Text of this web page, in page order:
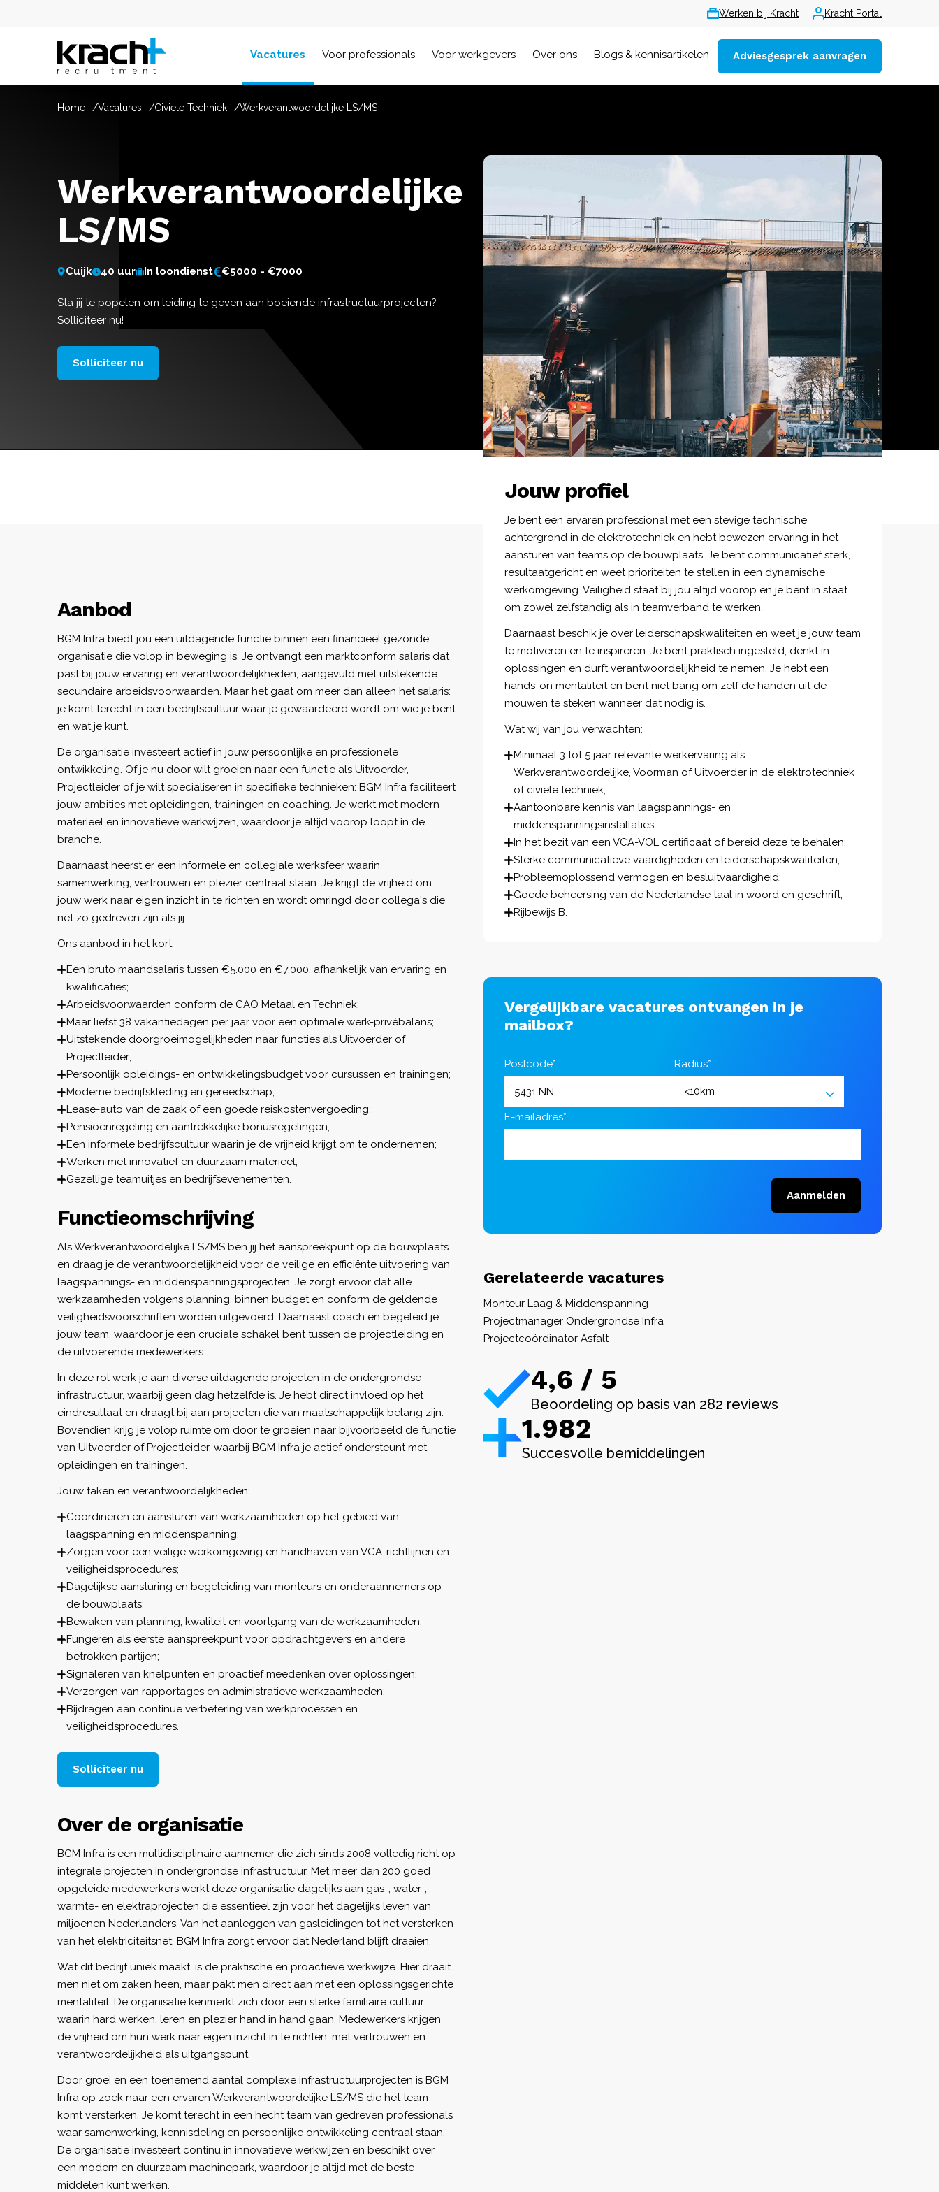
Werken bij Kracht Kracht Portal
Vacatures Voor professionals Voor werkgevers Over ons Blogs & kennisartikelen Adviesgesprek aanvragen
Home Vacatures Civiele Techniek Werkverantwoordelijke LS/MS
Werkverantwoordelijke
LS/MS
Cuijk 40 uur In loondienst €5000 - €7000
Sta jij te popelen om leiding te geven aan boeiende infrastructuurprojecten?
Solliciteer nu!
Solliciteer nu
Aanbod
BGM Infra biedt jou een uitdagende functie binnen een financieel gezonde
organisatie die volop in beweging is. Je ontvangt een marktconform salaris dat
past bij jouw ervaring en verantwoordelijkheden, aangevuld met uitstekende
secundaire arbeidsvoorwaarden. Maar het gaat om meer dan alleen het salaris:
je komt terecht in een bedrijfscultuur waar je gewaardeerd wordt om wie je bent
en wat je kunt.
De organisatie investeert actief in jouw persoonlijke en professionele
ontwikkeling. Of je nu door wilt groeien naar een functie als Uitvoerder,
Projectleider of je wilt specialiseren in specifieke technieken: BGM Infra faciliteert
jouw ambities met opleidingen, trainingen en coaching. Je werkt met modern
materieel en innovatieve werkwijzen, waardoor je altijd voorop loopt in de
branche.
Daarnaast heerst er een informele en collegiale werksfeer waarin
samenwerking, vertrouwen en plezier centraal staan. Je krijgt de vrijheid om
jouw werk naar eigen inzicht in te richten en wordt omringd door collega's die
net zo gedreven zijn als jij.
Ons aanbod in het kort:
Een bruto maandsalaris tussen €5.000 en €7.000, afhankelijk van ervaring en
kwalificaties;
Arbeidsvoorwaarden conform de CAO Metaal en Techniek;
Maar liefst 38 vakantiedagen per jaar voor een optimale werk-privébalans;
Uitstekende doorgroeimogelijkheden naar functies als Uitvoerder of
Projectleider;
Persoonlijk opleidings- en ontwikkelingsbudget voor cursussen en trainingen;
Moderne bedrijfskleding en gereedschap;
Lease-auto van de zaak of een goede reiskostenvergoeding;
Pensioenregeling en aantrekkelijke bonusregelingen;
Een informele bedrijfscultuur waarin je de vrijheid krijgt om te ondernemen;
Werken met innovatief en duurzaam materieel;
Gezellige teamuitjes en bedrijfsevenementen.
Functieomschrijving
Als Werkverantwoordelijke LS/MS ben jij het aanspreekpunt op de bouwplaats
en draag je de verantwoordelijkheid voor de veilige en efficiënte uitvoering van
laagspannings- en middenspanningsprojecten. Je zorgt ervoor dat alle
werkzaamheden volgens planning, binnen budget en conform de geldende
veiligheidsvoorschriften worden uitgevoerd. Daarnaast coach en begeleid je
jouw team, waardoor je een cruciale schakel bent tussen de projectleiding en
de uitvoerende medewerkers.
In deze rol werk je aan diverse uitdagende projecten in de ondergrondse
infrastructuur, waarbij geen dag hetzelfde is. Je hebt direct invloed op het
eindresultaat en draagt bij aan projecten die van maatschappelijk belang zijn.
Bovendien krijg je volop ruimte om door te groeien naar bijvoorbeeld de functie
van Uitvoerder of Projectleider, waarbij BGM Infra je actief ondersteunt met
opleidingen en trainingen.
Jouw taken en verantwoordelijkheden:
Coördineren en aansturen van werkzaamheden op het gebied van
laagspanning en middenspanning;
Zorgen voor een veilige werkomgeving en handhaven van VCA-richtlijnen en
veiligheidsprocedures;
Dagelijkse aansturing en begeleiding van monteurs en onderaannemers op
de bouwplaats;
Bewaken van planning, kwaliteit en voortgang van de werkzaamheden;
Fungeren als eerste aanspreekpunt voor opdrachtgevers en andere
betrokken partijen;
Signaleren van knelpunten en proactief meedenken over oplossingen;
Verzorgen van rapportages en administratieve werkzaamheden;
Bijdragen aan continue verbetering van werkprocessen en
veiligheidsprocedures.
Solliciteer nu
Over de organisatie
BGM Infra is een multidisciplinaire aannemer die zich sinds 2008 volledig richt op
integrale projecten in ondergrondse infrastructuur. Met meer dan 200 goed
opgeleide medewerkers werkt deze organisatie dagelijks aan gas-, water-,
warmte- en elektraprojecten die essentieel zijn voor het dagelijks leven van
miljoenen Nederlanders. Van het aanleggen van gasleidingen tot het versterken
van het elektriciteitsnet: BGM Infra zorgt ervoor dat Nederland blijft draaien.
Wat dit bedrijf uniek maakt, is de praktische en proactieve werkwijze. Hier draait
men niet om zaken heen, maar pakt men direct aan met een oplossingsgerichte
mentaliteit. De organisatie kenmerkt zich door een sterke familiaire cultuur
waarin hard werken, leren en plezier hand in hand gaan. Medewerkers krijgen
de vrijheid om hun werk naar eigen inzicht in te richten, met vertrouwen en
verantwoordelijkheid als uitgangspunt.
Door groei en een toenemend aantal complexe infrastructuurprojecten is BGM
Infra op zoek naar een ervaren Werkverantwoordelijke LS/MS die het team
komt versterken. Je komt terecht in een hecht team van gedreven professionals
waar samenwerking, kennisdeling en persoonlijke ontwikkeling centraal staan.
De organisatie investeert continu in innovatieve werkwijzen en beschikt over
een modern en duurzaam machinepark, waardoor je altijd met de beste
middelen kunt werken.
Jouw profiel
Je bent een ervaren professional met een stevige technische
achtergrond in de elektrotechniek en hebt bewezen ervaring in het
aansturen van teams op de bouwplaats. Je bent communicatief sterk,
resultaatgericht en weet prioriteiten te stellen in een dynamische
werkomgeving. Veiligheid staat bij jou altijd voorop en je bent in staat
om zowel zelfstandig als in teamverband te werken.
Daarnaast beschik je over leiderschapskwaliteiten en weet je jouw team
te motiveren en te inspireren. Je bent praktisch ingesteld, denkt in
oplossingen en durft verantwoordelijkheid te nemen. Je hebt een
hands-on mentaliteit en bent niet bang om zelf de handen uit de
mouwen te steken wanneer dat nodig is.
Wat wij van jou verwachten:
Minimaal 3 tot 5 jaar relevante werkervaring als
Werkverantwoordelijke, Voorman of Uitvoerder in de elektrotechniek
of civiele techniek;
Aantoonbare kennis van laagspannings- en
middenspanningsinstallaties;
In het bezit van een VCA-VOL certificaat of bereid deze te behalen;
Sterke communicatieve vaardigheden en leiderschapskwaliteiten;
Probleemoplossend vermogen en besluitvaardigheid;
Goede beheersing van de Nederlandse taal in woord en geschrift;
Rijbewijs B.
Vergelijkbare vacatures ontvangen in je
mailbox?
Postcode* Radius*
E-mailadres*
Aanmelden
Gerelateerde vacatures
Monteur Laag & Middenspanning
Projectmanager Ondergrondse Infra
Projectcoördinator Asfalt
4,6 / 5
Beoordeling op basis van 282 reviews
1.982
Succesvolle bemiddelingen